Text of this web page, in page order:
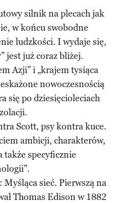
silnik na plecach jak
w końcu swobodne
ludzkości. I wydaje się,
jest już coraz bliżej.
Azji” i „krajem tysiąca
nowoczesnością
się po dziesięcioleciach
Scott, psy kontra kuce.
ambicji, charakterów,
specyficznie
sieć. Pierwszą na
Thomas Edison w 1882